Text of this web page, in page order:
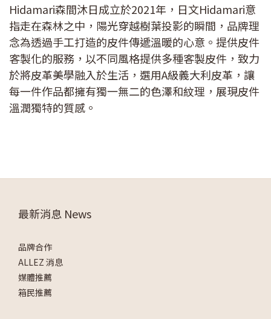
Hidamari森間沐日成立於2021年，日文Hidamari意
指走在森林之中，陽光穿越樹葉投影的瞬間，品牌理
念為透過手工打造的皮件傳遞溫暖的心意。提供皮件
客製化的服務，以不同風格提供多種客製皮件，致力
於將皮革美學融入於生活，選用A級義大利皮革，讓
每一件作品都擁有獨一無二的色澤和紋理，展現皮件
溫潤獨特的質感。
最新消息 News
品牌合作
ALLEZ 消息
媒體推薦
箱民推薦